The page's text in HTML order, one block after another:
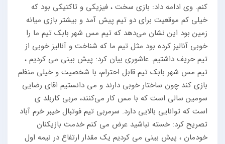
کنم. وی ادامه داد: بازی سخت ، فیزیکی و تاکتیکی بود که
خیلی کم موقعیت برای دو تیم پیش آمد و بیشتر بازی میانه
زمین بود این نشان می‌دهد که تیم مس شهر بابک تیم ما را
خوبی آنالیز کرده بود مثل تیم ما که شناخت و آنالیز خوبی از
تیم حریف داشتیم. عاشوری بیان کرد: پیش بینی می کردیم ،
تیم مس شهر بابک تیم قابل احترام، با شخصیت و خیلی منظم
بازی کند چون ساختار خوبی دارند و می دانستیم اقای رضایی
سومین سالی است که با مس کار می‌کنند، مربی کاربلد ی
است که توانایی بالایی دارد. سرمربی تیم فوتبال خیبر خرم آباد
تصریح کرد: خسته نباشید عرض می کنم خدمت بازیکنان
خودمان ، پیش بینی می کردیم یک مقدار ارتفاع در نیمه اول